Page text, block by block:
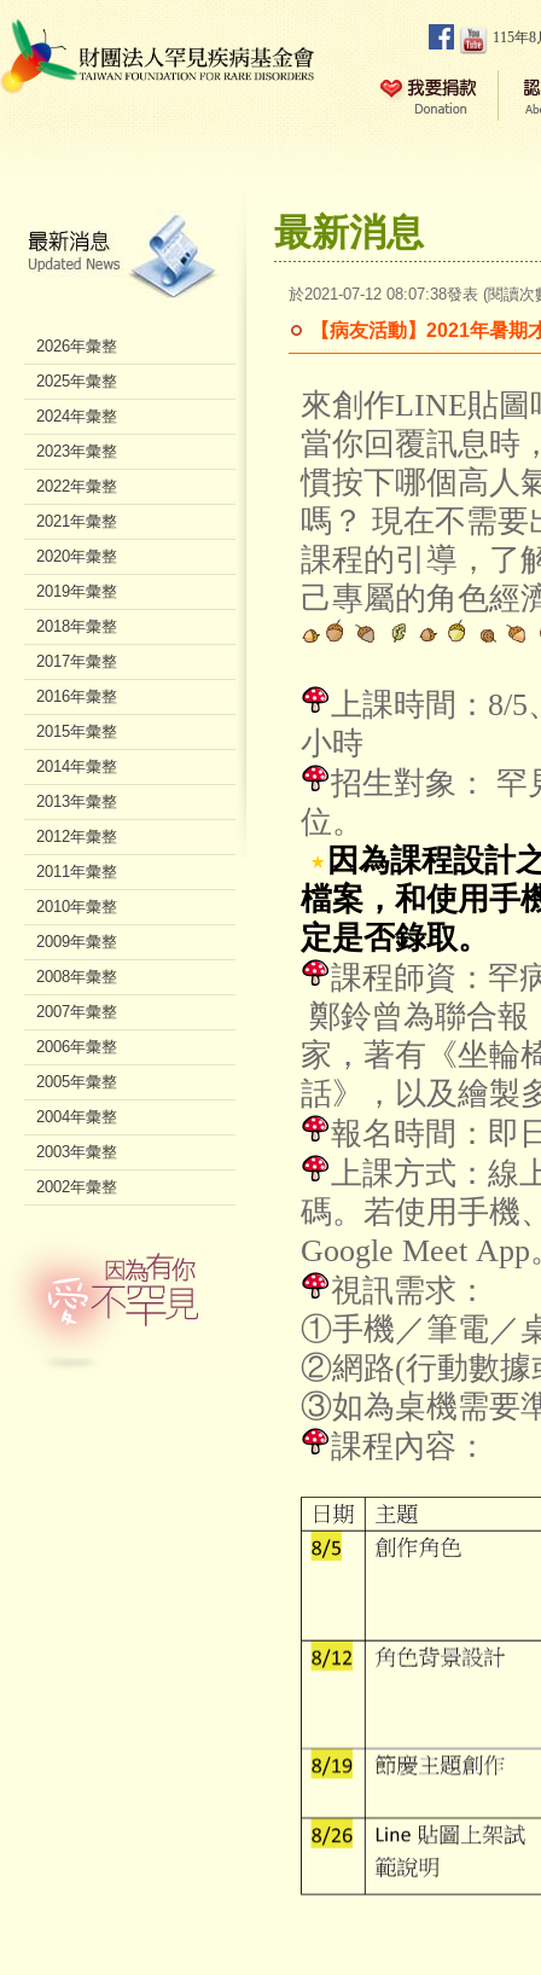
115年
最新消息
於2021-07-12 08:07:38發表 (閱讀次
【病友活動】2021年暑
來創作LINE貼圖
當你回覆訊息時
慣按下哪個高人
嗎？ 現在不需
課程的引導，了
己專屬的角色經
上課時間：8/5
小時
招生對象： 罕
位。
因為課程設計
檔案，和使用手
定是否錄取。
課程師資：罕
鄭鈴曾為聯合報
家，著有《坐輪
話》，以及繪製
報名時間：即
上課方式：線
碼。若使用手機
Google Meet App
視訊需求：
①手機／筆電／
②網路(行動數據
③如為桌機需要
課程內容：
2026年彙整
2025年彙整
2024年彙整
2023年彙整
2022年彙整
2021年彙整
2020年彙整
2019年彙整
2018年彙整
2017年彙整
2016年彙整
2015年彙整
2014年彙整
2013年彙整
2012年彙整
2011年彙整
2010年彙整
2009年彙整
2008年彙整
2007年彙整
2006年彙整
2005年彙整
2004年彙整
2003年彙整
2002年彙整